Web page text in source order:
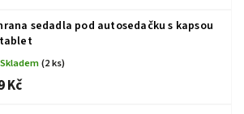
sedadla pod autosedačku s kapsou
Skladem(2 ks)
Kč